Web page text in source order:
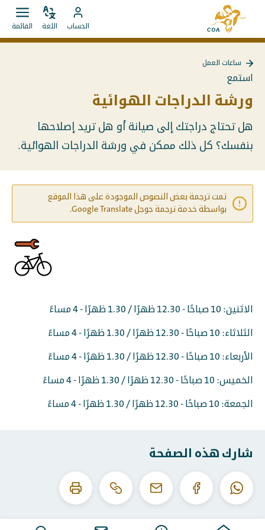
الانتقال
مباشرة
إلى
إلى
الصفحة
الرئيسية
MyCOA
انتقل
إلى
الحساب
ضبط
اللغة القائمة
إلى
العمل
ساعات العمل
استمع
ورشة الدراجات الهوائية
هل تحتاج دراجتك إلى صيانة أو هل تريد إصلاحها
بنفسك؟ كل ذلك ممكن في ورشة الدراجات الهوائية.
تمت ترجمة بعض النصوص الموجودة على هذا الموقع
بواسطة خدمة ترجمة جوجل Google Translate.
الاثنين: 10 صباحًا - 12.30 ظهرًا / 1.30 ظهرًا - 4 مساءً
الثلاثاء: 10 صباحًا - 12.30 ظهرًا / 1.30 ظهرًا - 4 مساءً
الأربعاء: 10 صباحًا - 12.30 ظهرًا / 1.30 ظهرًا - 4 مساءً
الخميس: 10 صباحًا - 12.30 ظهرًا / 1.30 ظهرًا - 4 مساءً
الجمعة: 10 صباحًا - 12.30 ظهرًا / 1.30 ظهرًا - 4 مساءً
شارك هذه الصفحة
الواتساب الفيسبوكالبريد
انسخ
عنوان
هذا
اطبع
هذه